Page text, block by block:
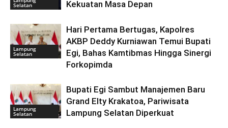
Selatan Kekuatan Masa Depan
Lampung
Selatan
Hari Pertama Bertugas, Kapolres
AKBP Deddy Kurniawan Temui Bupati
Egi, Bahas Kamtibmas Hingga Sinergi
Forkopimda
Lampung
Selatan
Bupati Egi Sambut Manajemen Baru
Grand Elty Krakatoa, Pariwisata
Lampung Selatan Diperkuat